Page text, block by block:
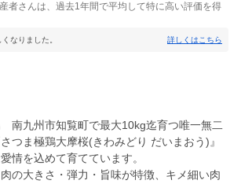
者さんは、過去1年間で平均して特に高い評価を得
なりました。 詳しくはこちら
南九州市知覧町で最大10kg迄育つ唯一無二
つま極鶏大摩桜(きわみどり だいまおう)』
情を込めて育てています。
の大きさ・弾力・旨味が特徴、キメ細い肉